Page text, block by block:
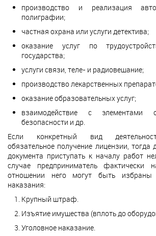
производство и реализация
полиграфии;
частная охрана или услуги детектива;
оказание услуг по
государства;
услуги связи, теле- и радиовещание;
производство лекарственных
оказание образовательных услуг;
взаимодействие с элементами
безопасности и др.
Если конкретный вид
обязательное получение лицензии, тогда
документа приступать к началу работ
случае предприниматель
отношении него могут быть
наказания:
Крупный штраф.
Изъятие имущества (вплоть до
Уголовное наказание.